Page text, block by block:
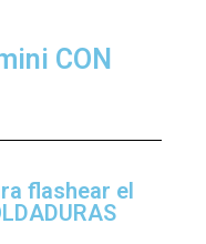
CON
flashear el